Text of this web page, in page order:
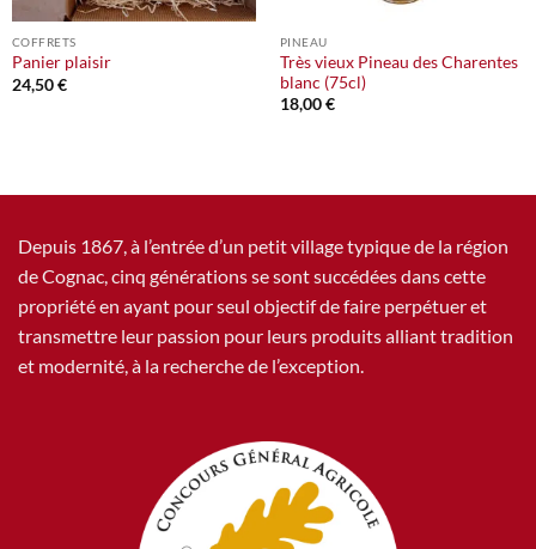
COFFRETS
Panier plaisir
24,50€
PINEAU
Très vieux Pineau des Charentes
blanc (75cl)
18,00€
Depuis 1867, à l’entrée d’un petit village typique de la région
de Cognac, cinq générations se sont succédées dans cette
propriété en ayant pour seul objectif de faire perpétuer et
transmettre leur passion pour leurs produits alliant tradition
et modernité, à la recherche de l’exception.